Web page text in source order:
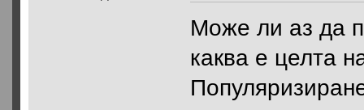
Може ли аз да
каква е целта